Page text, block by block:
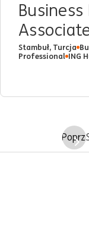
Stambuł, Turcja
Professional ING
Poprz.